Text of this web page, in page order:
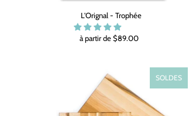
L'Orignal - Trophée
à partir de $89.00
SOLDES